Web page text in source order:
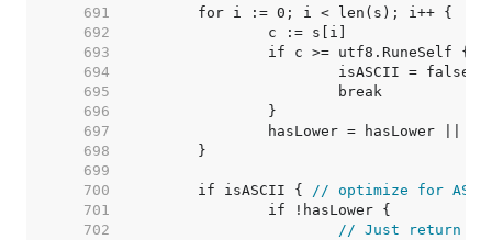
   691
   692
   693
   694
   695
   696
   697
   698
   699
   700
	if isASCII {
// optimize for
   701
   702
// Just return a